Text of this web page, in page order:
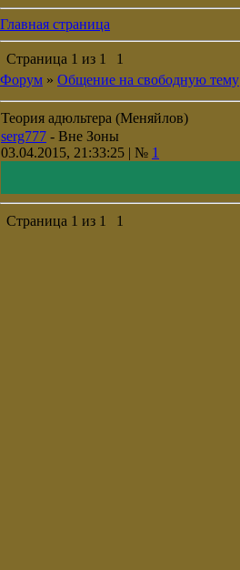
Главная страница
Страница 1 из 1
1
Форум » Общение на свободную тему
Теория адюльтера (Меняйлов)
serg777 - Вне Зоны
03.04.2015, 21:33:25 | № 1
Страница 1 из 1 1